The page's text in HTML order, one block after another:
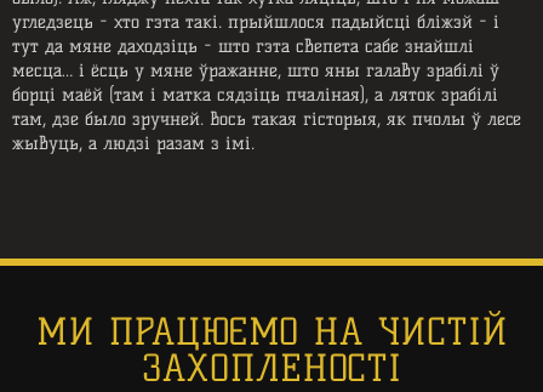
угледзець - хто гэта такі. прыйшлося падыйсці бліжэй - і
тут да мяне даходзіць - што гэта свепета сабе знайшлі
месца… і ёсць у мяне ўражанне, што яны галаву зрабілі ў
борці маёй (там і матка сядзіць пчаліная), а ляток зрабілі
там, дзе было зручней. Вось такая гісторыя, як пчолы ў лесе
жывуць, а людзі разам з імі.
МИ ПРАЦЮЄМО НА ЧИСТІЙ
ЗАХОПЛЕНОСТІ